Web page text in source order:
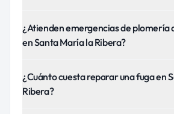
¿Atienden emergencias de plomería
en Santa María la Ribera?
¿Cuánto cuesta reparar una fuga en
Ribera?